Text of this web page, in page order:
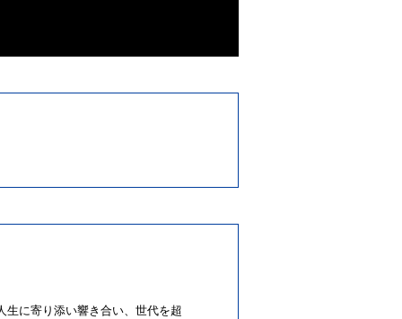
生に寄り添い響き合い、世代を超